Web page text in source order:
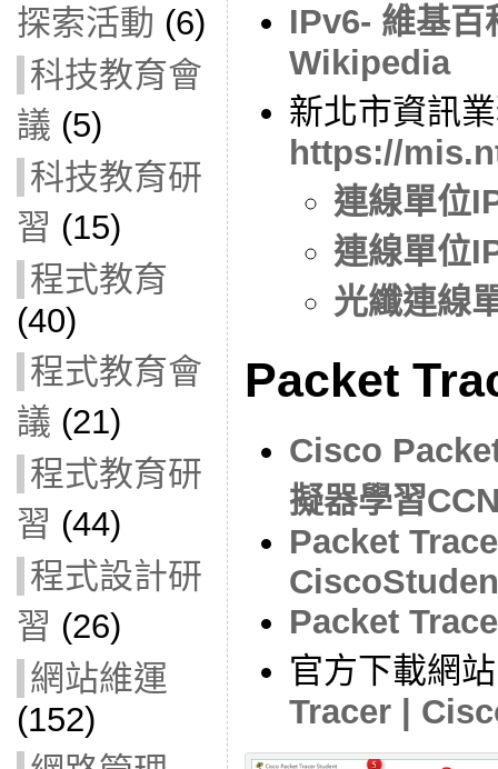
探索活動 (6)
科技教育會
議 (5)
科技教育研
習 (15)
程式教育
(40)
程式教育會
議 (21)
程式教育研
習 (44)
程式設計研
習 (26)
網站維運
(152)
IPv6- 維基百
Wikipedia
新北市資訊
https://
連線單位
連線單位
光纖連線
Packet
Cisco
擬器學習
Packet
Packet
官方下載網
Tracer |